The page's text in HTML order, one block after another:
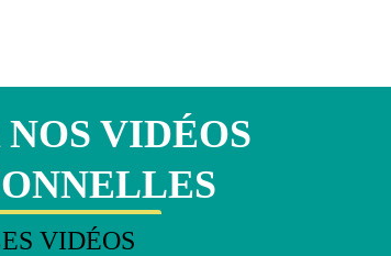
VIDÉOS
VIDÉOS